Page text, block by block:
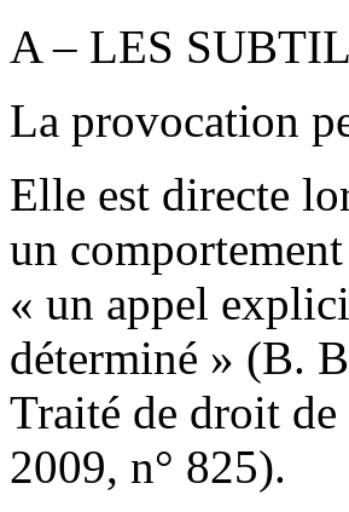
A – LES
La provocation
Elle est directe
un
« un appel
déterminé » (B.
Traité de droit de
2009, n° 825).